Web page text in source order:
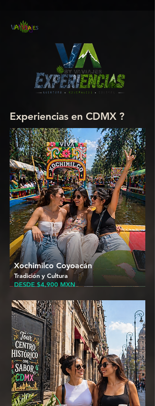
Experiencias en CDMX ?
Xochimilco Coyoacán
Tradición y Cultura
DESDE $4,900 MXN